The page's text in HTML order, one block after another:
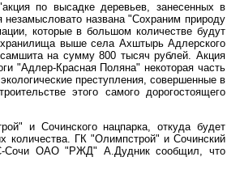
по высадке деревьев, занесенных в
названа "Сохраним природу
которые в большом количестве будут
выше села Ахштырь Адлерского
на сумму 800 тысяч рублей. Акция
"Адлер-Красная Поляна" некоторая часть
преступления, совершенные в
этого самого дорогостоящего
и Сочинского нацпарка, откуда будет
количества. ГК "Олимпстрой" и Сочинский
Сочи ОАО "РЖД" А.Дудник сообщил, что